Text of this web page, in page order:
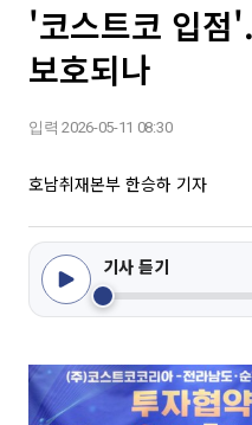
'코스트코 입점
보호되나
입력 2026-05-11 08:30
호남취재본부 한승하 기자
기사 듣기